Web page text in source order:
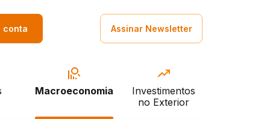
conta Assinar Newsletter
Macroeconomia
Investimentos
no Exterior